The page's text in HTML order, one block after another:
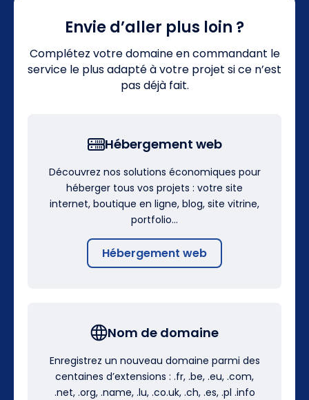
Envie d’aller plus loin ?
Complétez votre domaine en commandant le
service le plus adapté à votre projet si ce n’est
pas déjà fait.
Hébergement web
Découvrez nos solutions économiques pour
héberger tous vos projets : votre site
internet, boutique en ligne, blog, site vitrine,
portfolio…
Hébergement web
Nom de domaine
Enregistrez un nouveau domaine parmi des
centaines d’extensions : .fr, .be, .eu, .com,
.net, .org, .name, .lu, .co.uk, .ch, .es, .pl .info